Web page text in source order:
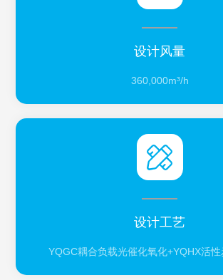
设计风量
360,000m³/h
设计工艺
YQGC耦合负载光催化氧化+YQHX活